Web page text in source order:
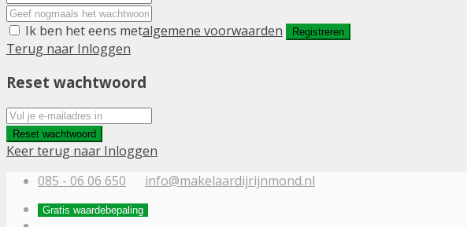
Ik ben het eens metalgemene voorwaarden Registreren
Terug naar Inloggen
Reset wachtwoord
Reset wachtwoord
Keer terug naar Inloggen
085 - 06 06 650
info@makelaardijrijnmond.nl
Gratis waardebepaling